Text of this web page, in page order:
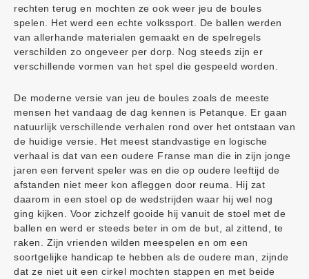
rechten terug en mochten ze ook weer jeu de boules
spelen. Het werd een echte volkssport. De ballen werden
van allerhande materialen gemaakt en de spelregels
verschilden zo ongeveer per dorp. Nog steeds zijn er
verschillende vormen van het spel die gespeeld worden.
De moderne versie van jeu de boules zoals de meeste
mensen het vandaag de dag kennen is Petanque. Er gaan
natuurlijk verschillende verhalen rond over het ontstaan van
de huidige versie. Het meest standvastige en logische
verhaal is dat van een oudere Franse man die in zijn jonge
jaren een fervent speler was en die op oudere leeftijd de
afstanden niet meer kon afleggen door reuma. Hij zat
daarom in een stoel op de wedstrijden waar hij wel nog
ging kijken. Voor zichzelf gooide hij vanuit de stoel met de
ballen en werd er steeds beter in om de but, al zittend, te
raken. Zijn vrienden wilden meespelen en om een
soortgelijke handicap te hebben als de oudere man, zijnde
dat ze niet uit een cirkel mochten stappen en met beide